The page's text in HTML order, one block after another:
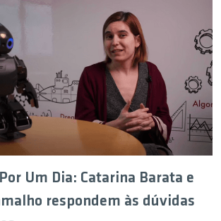
Um Dia: Catarina Barata e
respondem às dúvidas